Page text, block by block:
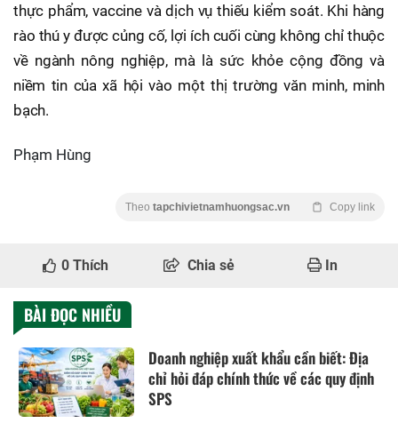
thực phẩm, vaccine và dịch vụ thiếu kiểm soát. Khi hàng
rào thú y được củng cố, lợi ích cuối cùng không chỉ thuộc
về ngành nông nghiệp, mà là sức khỏe cộng đồng và
niềm tin của xã hội vào một thị trường văn minh, minh
bạch.
Phạm Hùng
Theo tapchivietnamhuongsac.vn Copy link
0 Thích Chia sẻ In
BÀI ĐỌC NHIỀU
Doanh nghiệp xuất khẩu cần biết: Địa
chỉ hỏi đáp chính thức về các quy định
SPS